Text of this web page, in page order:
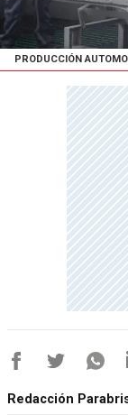
PRODUCCIÓN
Redacción